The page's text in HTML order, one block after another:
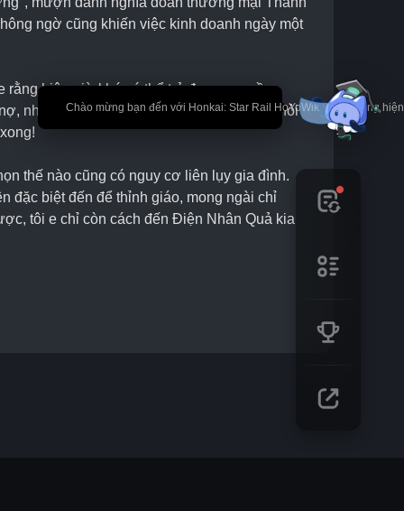
🎉 Chào mừng bạn đến với Honkai: Star Rail HoYoWiki! * Nội dung
ngờ cũng khiến việc kinh doanh ngày một
rằng hiện giờ khó có thể trả được nợ nần
nhưng nghĩ lại rốt cuộc cũng khó thoát khỏi
thế nào cũng có nguy cơ liên lụy gia đình.
đặc biệt đến để thỉnh giáo, mong ngài chỉ
tôi e chỉ còn cách đến Điện Nhân Quả kia